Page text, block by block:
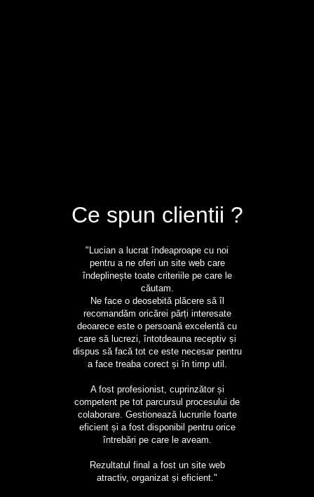
Ce spun clientii ?
"Lucian a lucrat îndeaproape cu noi
pentru a ne oferi un site web care
îndeplinește toate criteriile pe care le
căutam.
Ne face o deosebită plăcere să îl
recomandăm oricărei părți interesate
deoarece este o persoană excelentă cu
care să lucrezi, întotdeauna receptiv și
dispus să facă tot ce este necesar pentru
a face treaba corect și în timp util.
A fost profesionist, cuprinzător și
competent pe tot parcursul procesului de
colaborare. Gestionează lucrurile foarte
eficient și a fost disponibil pentru orice
întrebări pe care le aveam.
Rezultatul final a fost un site web
atractiv, organizat și eficient."